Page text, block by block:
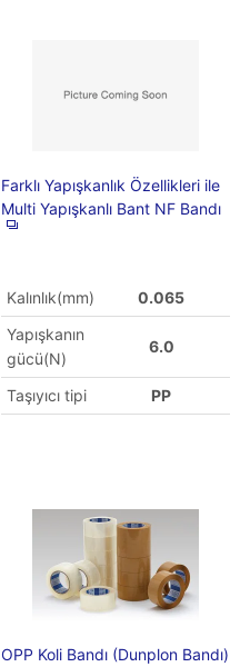
Farklı Yapışkanlık Özellikleri ile
Multi Yapışkanlı Bant NF Bandı
Kalınlık(mm)
0.065
Yapışkanın
gücü(N)
6.0
Taşıyıcı tipi PP
OPP Koli Bandı (Dunplon Bandı)